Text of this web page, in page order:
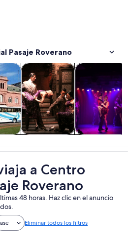
Pasaje Roverano
díaSe abrirá en una nueva pestaña
Se abrirá en una nueva
bebidas y vida
Alimentos, bebidas y vida
conciertos
Espectáculos
a Centro
Roverano
48 horas. Haz clic en el anuncio
Eliminar todos los filtros